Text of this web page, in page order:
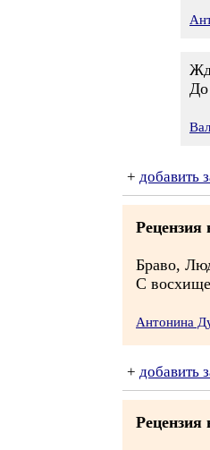
До
+ добавить
Рецензия
Браво,
С
Антонина
+ добавить
Рецензия